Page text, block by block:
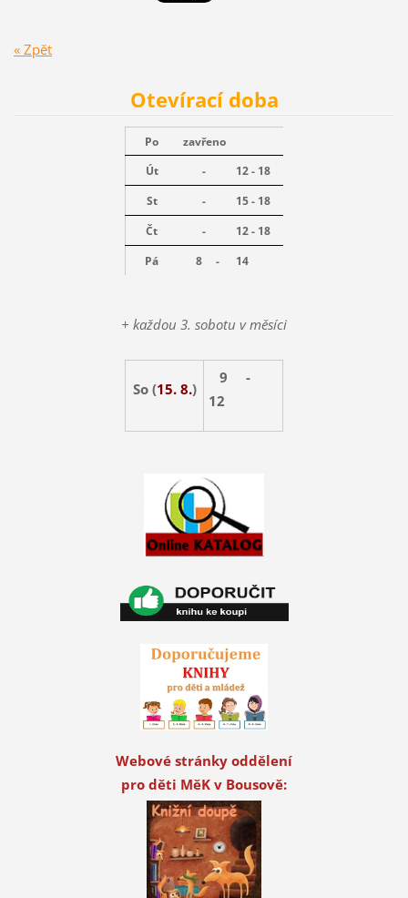
« Zpět
Otevírací doba
Po
zavřeno
Út
-
12 - 18
St
-
15 - 18
Čt
-
12 - 18
Pá
8 - 14
+ každou 3. sobotu v měsíci
So (15. 8.)
9 -
12
Webové stránky oddělení
pro děti MěK v Bousově: